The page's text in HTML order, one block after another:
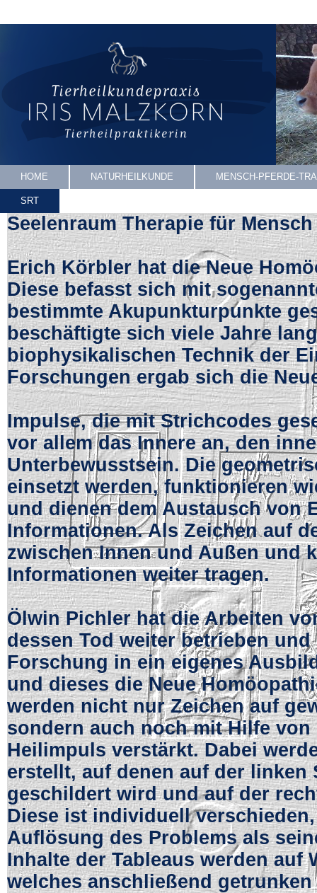
HOME NATURHEILKUNDE MENSCH-PFERDE-
SRT
Seelenraum Therapie für
Erich Körbler hat die Neue
Diese befasst sich mit
bestimmte Akupunkturpunkte
beschäftigte sich viele Jahre
biophysikalischen Technik der
Forschungen ergab sich die
Impulse, die mit Strichcodes
vor allem das Innere an, den
Unterbewusstsein. Die
einsetzt werden, funktionieren
und dienen dem Austausch von
Informationen. Als Zeichen auf
zwischen Innen und Außen und
Informationen weiter tragen.
Ölwin Pichler hat die Arbeiten
dessen Tod weiter betrieben
Forschung in ein eigenes
und dieses die Neue
werden nicht nur Zeichen auf
sondern auch noch mit Hilfe
Heilimpuls verstärkt. Dabei
erstellt, auf denen auf der linken
geschildert wird und auf der
Diese ist individuell
Auflösung des Problems als
Inhalte der Tableaus werden auf
welches anschließend